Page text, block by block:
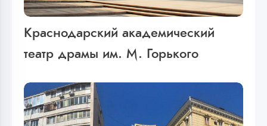
Краснодарский академический
театр драмы им. М. Горького